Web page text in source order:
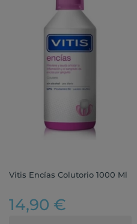
Vitis Encías Colutorio 1000 Ml
14,90 €